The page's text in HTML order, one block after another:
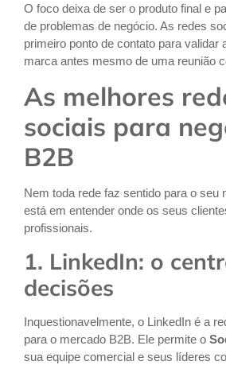
O foco deixa de ser o produto final e
de problemas de negócio. As redes
primeiro ponto de contato para validar
marca antes mesmo de uma reunião
As melhores
sociais para
B2B
Nem toda rede faz sentido para o seu
está em entender onde os seus
profissionais.
1. LinkedIn: o
decisões
Inquestionavelmente, o LinkedIn é a
para o mercado B2B. Ele permite o
sua equipe comercial e seus líderes